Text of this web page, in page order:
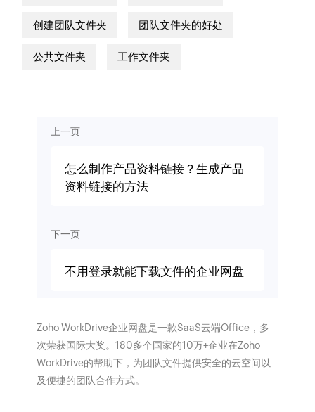
创建团队文件夹 团队文件夹的好处
公共文件夹 工作文件夹
上一页
怎么制作产品资料链接？生成产品
资料链接的方法
下一页
不用登录就能下载文件的企业网盘
Zoho WorkDrive企业网盘是一款SaaS云端Office，多
次荣获国际大奖。180多个国家的10万+企业在Zoho
WorkDrive的帮助下，为团队文件提供安全的云空间以
及便捷的团队合作方式。